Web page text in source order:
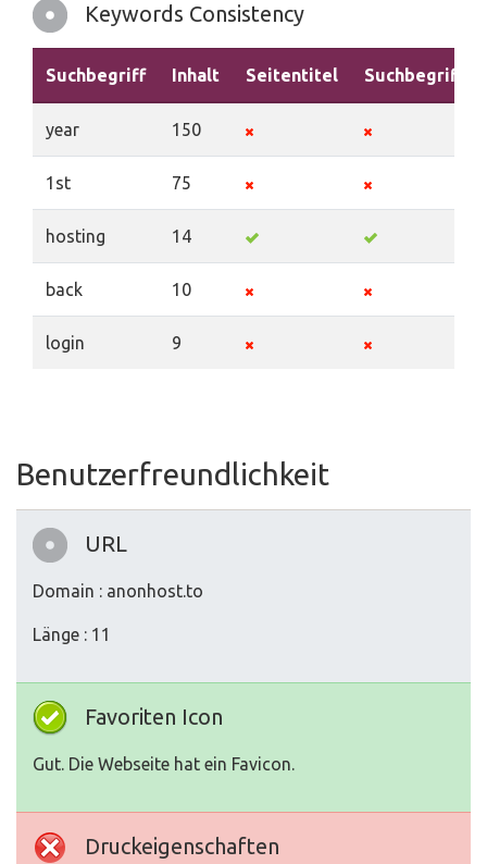
Keywords Consistency
Suchbegriff Inhalt Seitentitel Suchbegriffe
year 150
1st 75
hosting 14
back 10
login 9
Benutzerfreundlichkeit
URL
Domain : anonhost.to
Länge : 11
Favoriten Icon
Gut. Die Webseite hat ein Favicon.
Druckeigenschaften